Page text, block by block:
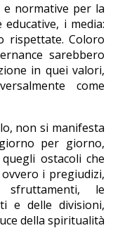
e normative per la
i media:
rispettate. Coloro
sarebbero
in quei valori,
come
non si manifesta
per giorno,
ostacoli che
i pregiudizi,
le
e delle divisioni,
della spiritualità